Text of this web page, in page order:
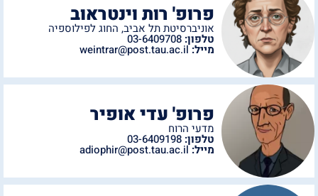
פרופ' רות וינטראוב
אוניברסיטת תל אביב, החוג לפילוספיה
טלפון: 03-6409708
מייל:weintrar@post.tau.ac.il
פרופ' עדי אופיר
מדעי הרוח
טלפון: 03-6409198
מייל:adiophir@post.tau.ac.il